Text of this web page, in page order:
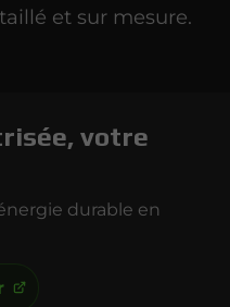
et sur mesure.
votre
durable en